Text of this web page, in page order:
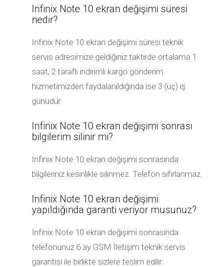
Infinix Note 10 ekran değişimi süresi
nedir?
Infinix Note 10 ekran değişimi süresi teknik
servis adresimize geldiğiniz taktirde ortalama 1
saat, 2 taraflı indirimli kargo gönderim
hizmetimizden faydalanıldığında ise 3 (üç) iş
günüdür.
Infinix Note 10 ekran değişimi sonrası
bilgilerim silinir mi?
Infinix Note 10 ekran değişimi sonrasında
bilgileriniz kesinlikle silinmez. Telefon sıfırlanmaz.
Infinix Note 10 ekran değişimi
yapıldığında garanti veriyor musunuz?
Infinix Note 10 ekran değişimi sonrasında
telefonunuz 6 ay GSM İletişim teknik servis
garantisi ile birlikte sizlere teslim edilir.